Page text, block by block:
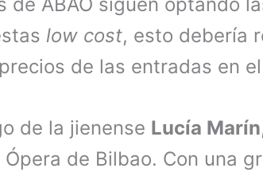
low cost, esto debería
de las entradas en
de la jienense Lucía Marín
de Bilbao. Con una